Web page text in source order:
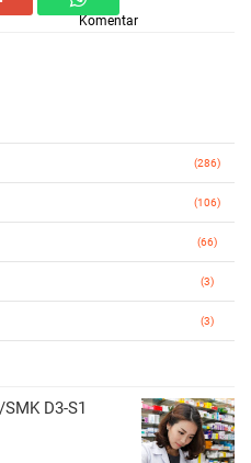
Komentar
(286)
(106)
(66)
(3)
(3)
D3-S1